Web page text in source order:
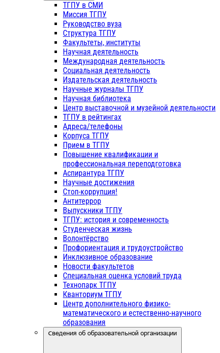
ТГПУ в СМИ
Миссия ТГПУ
Руководство вуза
Структура ТГПУ
Факультеты, институты
Научная деятельность
Международная деятельность
Социальная деятельность
Издательская деятельность
Научные журналы ТГПУ
Научная библиотека
Центр выставочной и музейной деятельности
ТГПУ в рейтингах
Адреса/телефоны
Корпуса ТГПУ
Прием в ТГПУ
Повышение квалификации и
профессиональная переподготовка
Аспирантура ТГПУ
Научные достижения
Стоп-коррупция!
Антитеррор
Выпускники ТГПУ
ТГПУ: история и современность
Студенческая жизнь
Волонтёрство
Профориентация и трудоустройство
Инклюзивное образование
Новости факультетов
Специальная оценка условий труда
Технопарк ТГПУ
Кванториум ТГПУ
Центр дополнительного физико-
математического и естественно-научного
образования
Сведения об образовательной организации